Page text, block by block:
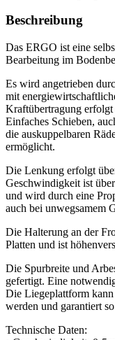
Beschreibung
Das ERGO ist eine
Bearbeitung im
Es wird angetrieben
mit
Kraftübertragung
Einfaches Schieben,
die auskuppelbaren
ermöglicht.
Die Lenkung erfolgt
Geschwindigkeit ist
und wird durch eine
auch bei unwegsamem
Die Halterung an der
Platten und ist
Die Spurbreite und
gefertigt. Eine
Die Liegeplattform
werden und garantiert
Technische Daten: